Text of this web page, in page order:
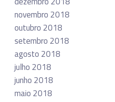
novembro 2018
outubro 2018
setembro 2018
agosto 2018
julho 2018
junho 2018
maio 2018